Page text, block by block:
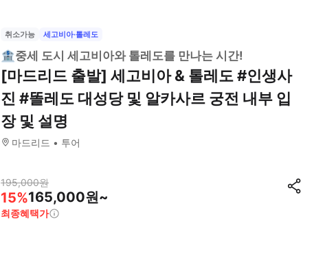
취소가능 세고비아·톨레도
🏦중세 도시 세고비아와 톨레도를 만나는 시간!
[마드리드 출발] 세고비아 & 톨레도 #인생사
진 #똘레도 대성당 및 알카사르 궁전 내부 입
장 및 설명
마드리드 투어
195,000원
15%165,000원~
최종혜택가